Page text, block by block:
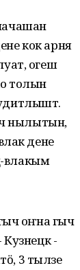
кок арня
огеш
толын
нылытын,
дене
влакым
оҥна гыч
-
3 тылзе